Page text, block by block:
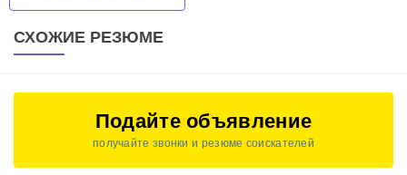
СХОЖИЕ РЕЗЮМЕ
Подайте объявление
получайте звонки и резюме соискателей